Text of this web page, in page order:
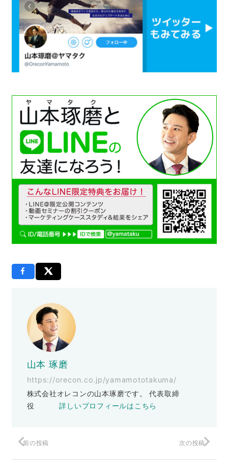
山本 琢磨
https://orecon.co.jp/yamamototakuma/
株式会社オレコンの山本琢磨です。 代表取締
役詳しいプロフィールはこちら
前の投稿 次の投稿